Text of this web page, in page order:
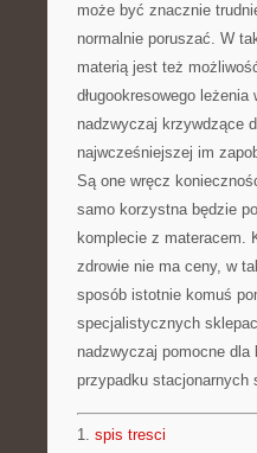
może być znacznie
normalnie poruszać. W
materią jest też
długookresowego
nadzwyczaj krzywdzące
najwcześniejszej im
Są one wręcz
samo korzystna będzie
komplecie z materacem.
zdrowie nie ma ceny, w
sposób istotnie komuś
specjalistycznych
nadzwyczaj pomocne
przypadku stacjonarnych
1. spis tresci